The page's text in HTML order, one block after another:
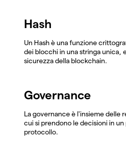
Hash
Un Hash è una funzione
dei blocchi in una stringa unica,
sicurezza della blockchain.
Governance
La governance è l'insieme delle
cui si prendono le decisioni in
protocollo.